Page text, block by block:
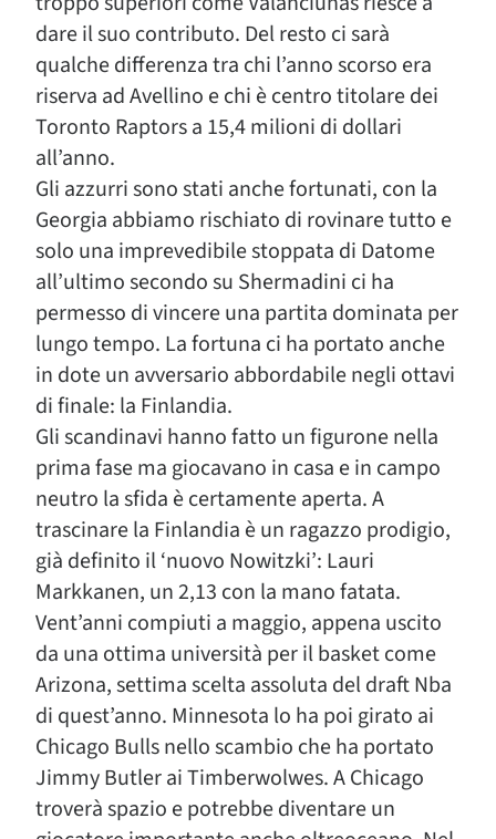
dare il suo contributo. Del resto ci sarà
qualche differenza tra chi l’anno scorso era
riserva ad Avellino e chi è centro titolare dei
Toronto Raptors a 15,4 milioni di dollari
all’anno.
Gli azzurri sono stati anche fortunati, con la
Georgia abbiamo rischiato di rovinare tutto e
solo una imprevedibile stoppata di Datome
all’ultimo secondo su Shermadini ci ha
permesso di vincere una partita dominata per
lungo tempo. La fortuna ci ha portato anche
in dote un avversario abbordabile negli ottavi
di finale: la Finlandia.
Gli scandinavi hanno fatto un figurone nella
prima fase ma giocavano in casa e in campo
neutro la sfida è certamente aperta. A
trascinare la Finlandia è un ragazzo prodigio,
già definito il ‘nuovo Nowitzki’: Lauri
Markkanen, un 2,13 con la mano fatata.
Vent’anni compiuti a maggio, appena uscito
da una ottima università per il basket come
Arizona, settima scelta assoluta del draft Nba
di quest’anno. Minnesota lo ha poi girato ai
Chicago Bulls nello scambio che ha portato
Jimmy Butler ai Timberwolwes. A Chicago
troverà spazio e potrebbe diventare un